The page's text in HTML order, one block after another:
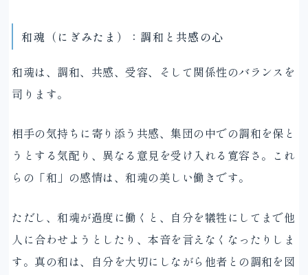
和魂（にぎみたま）：調和と共感の心
和魂は、調和、共感、受容、そして関係性のバランスを
司ります。
相手の気持ちに寄り添う共感、集団の中での調和を保と
うとする気配り、異なる意見を受け入れる寛容さ。これ
らの「和」の感情は、和魂の美しい働きです。
ただし、和魂が過度に働くと、自分を犠牲にしてまで他
人に合わせようとしたり、本音を言えなくなったりしま
す。真の和は、自分を大切にしながら他者との調和を図